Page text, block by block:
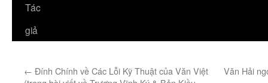
Tác
giả
← Đính Chính về Các Lỗi Kỹ Thuật của Văn Việt
Văn Hải